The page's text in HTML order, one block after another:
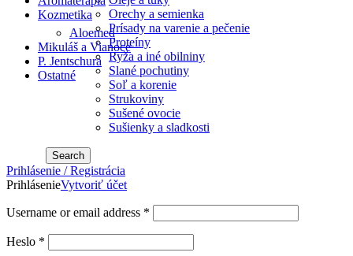
Orechy a semienka
Prísady na varenie a pečenie
Proteíny
Ryža a iné obilniny
Slané pochutiny
Soľ a korenie
Strukoviny
Sušené ovocie
Sušienky a sladkosti
Search
Prihlásenie / Registrácia
PrihlásenieVytvoriť účet
Username or email address *
Heslo *
Kozmetika
Aloemed
Mikuláš a Vianoce
P. Jentschura
Ostatné